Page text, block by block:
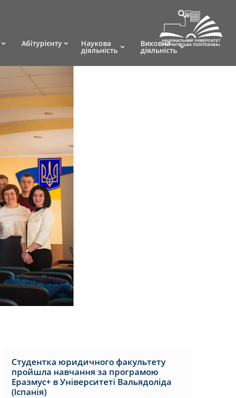
Абітурієнту Наукова
діяльність
Виховна
діяльність
Студентка юридичного факультету
пройшла навчання за програмою
Еразмус+ в Університеті Вальядоліда
(Іспанія)